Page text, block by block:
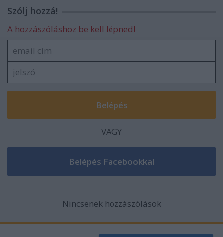
Szólj hozzá!
A hozzászóláshoz be kell lépned!
VAGY
Nincsenek hozzászólások